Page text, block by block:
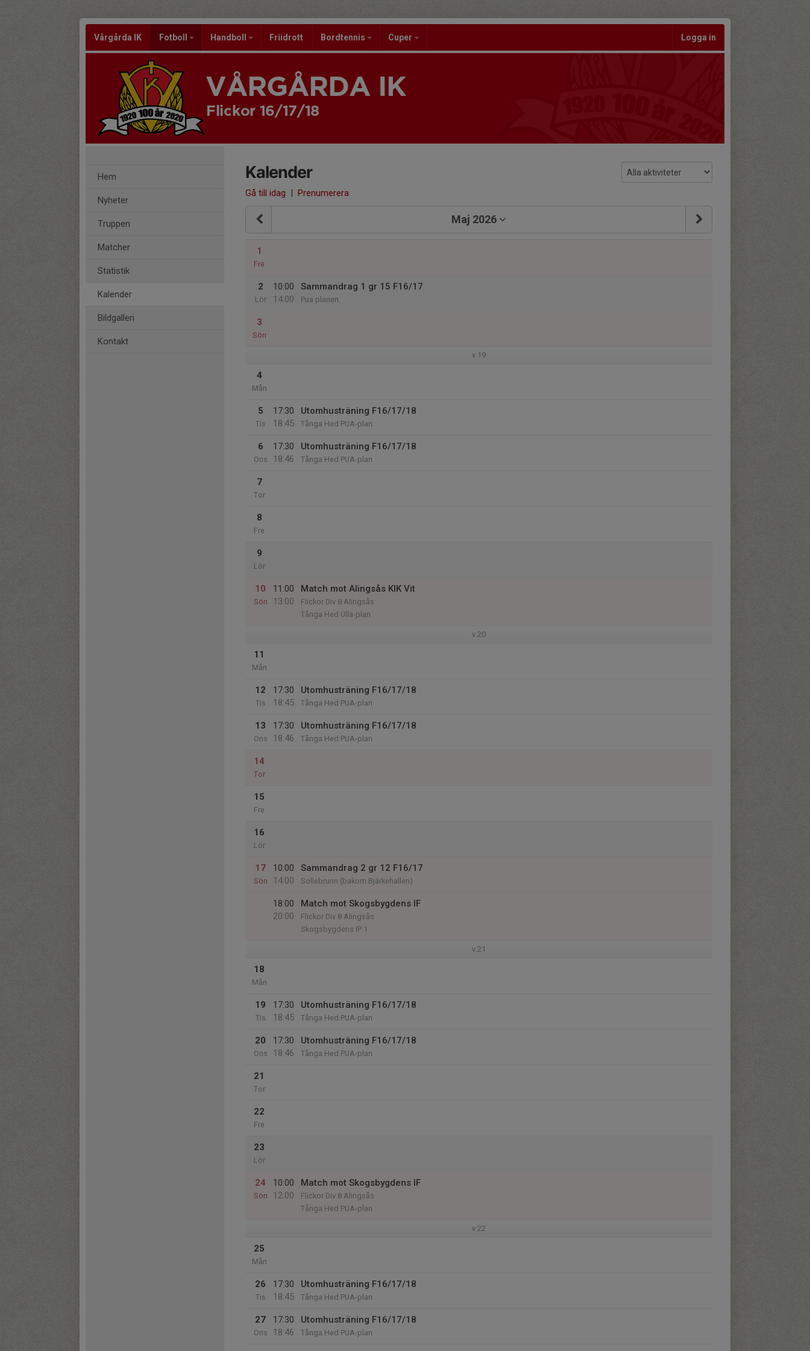
Vårgårda IK Fotboll Handboll Friidrott Bordtennis Cuper Logga in
VÅRGÅRDA IK
Flickor 16/17/18
Hem
Nyheter
Truppen
Matcher
Statistik
Kalender
Bildgalleri
Kontakt
Kalender
Gå till idag | Prenumerera
Maj 2026
1
Fre
2
Lör
10:00
14:00
Sammandrag 1 gr 15 F16/17
Pua planen
3
Sön
v.19
4
Mån
5
Tis
17:30
18:45
Utomhusträning F16/17/18
Tånga Hed PUA-plan
6
Ons
17:30
18:46
Utomhusträning F16/17/18
Tånga Hed PUA-plan
7
Tor
8
Fre
9
Lör
10
Sön
11:00
13:00
Match mot Alingsås KIK Vit
Flickor Div 8 Alingsås
Tånga Hed Ulla-plan
v.20
11
Mån
12
Tis
17:30
18:45
Utomhusträning F16/17/18
Tånga Hed PUA-plan
13
Ons
17:30
18:46
Utomhusträning F16/17/18
Tånga Hed PUA-plan
14
Tor
15
Fre
16
Lör
17
Sön
10:00
14:00
Sammandrag 2 gr 12 F16/17
Sollebrunn (bakom Bjärkehallen)
18:00
20:00
Match mot Skogsbygdens IF
Flickor Div 8 Alingsås
Skogsbygdens IP 1
v.21
18
Mån
19
Tis
17:30
18:45
Utomhusträning F16/17/18
Tånga Hed PUA-plan
20
Ons
17:30
18:46
Utomhusträning F16/17/18
Tånga Hed PUA-plan
21
Tor
22
Fre
23
Lör
24
Sön
10:00
12:00
Match mot Skogsbygdens IF
Flickor Div 8 Alingsås
Tånga Hed PUA-plan
v.22
25
Mån
26
Tis
17:30
18:45
Utomhusträning F16/17/18
Tånga Hed PUA-plan
27
Ons
17:30
18:46
Utomhusträning F16/17/18
Tånga Hed PUA-plan